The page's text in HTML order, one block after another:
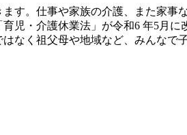
。仕事や家族の介護、また家事
児・介護休業法」が令和6 年5月
なく祖父母や地域など、みんな